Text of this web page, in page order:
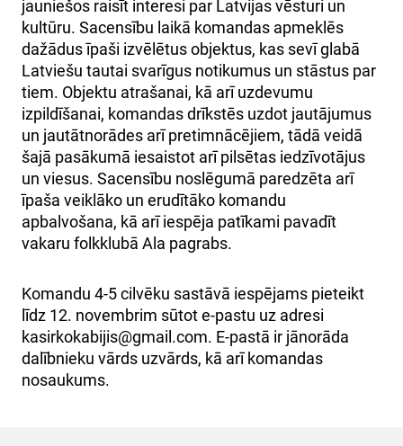
jauniešos raisīt interesi par Latvijas vēsturi un
kultūru. Sacensību laikā komandas apmeklēs
dažādus īpaši izvēlētus objektus, kas sevī glabā
Latviešu tautai svarīgus notikumus un stāstus par
tiem. Objektu atrašanai, kā arī uzdevumu
izpildīšanai, komandas drīkstēs uzdot jautājumus
un jautātnorādes arī pretimnācējiem, tādā veidā
šajā pasākumā iesaistot arī pilsētas iedzīvotājus
un viesus. Sacensību noslēgumā paredzēta arī
īpaša veiklāko un erudītāko komandu
apbalvošana, kā arī iespēja patīkami pavadīt
vakaru folkklubā Ala pagrabs.
Komandu 4-5 cilvēku sastāvā iespējams pieteikt
līdz 12. novembrim sūtot e-pastu uz adresi
kasirkokabijis@gmail.com. E-pastā ir jānorāda
dalībnieku vārds uzvārds, kā arī komandas
nosaukums.